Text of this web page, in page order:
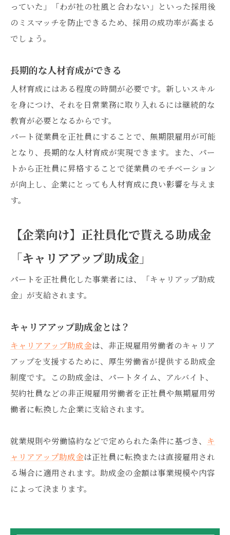
っていた」「わが社の社風と合わない」といった採用後
のミスマッチを防止できるため、採用の成功率が高まる
でしょう。
長期的な人材育成ができる
人材育成にはある程度の時間が必要です。新しいスキル
を身につけ、それを日常業務に取り入れるには継続的な
教育が必要となるからです。
パート従業員を正社員にすることで、無期限雇用が可能
となり、長期的な人材育成が実現できます。また、パー
トから正社員に昇格することで従業員のモチベーション
が向上し、企業にとっても人材育成に良い影響を与えま
す。
【企業向け】正社員化で貰える助成金
「キャリアアップ助成金」
パートを正社員化した事業者には、「キャリアップ助成
金」が支給されます。
キャリアアップ助成金とは？
キャリアアップ助成金は、非正規雇用労働者のキャリア
アップを支援するために、厚生労働省が提供する助成金
制度です。この助成金は、パートタイム、アルバイト、
契約社員などの非正規雇用労働者を正社員や無期雇用労
働者に転換した企業に支給されます。
就業規則や労働協約などで定められた条件に基づき、 キ
ャリアアップ助成金は正社員に転換または直接雇用され
る場合に適用されます。助成金の金額は事業規模や内容
によって決まります。